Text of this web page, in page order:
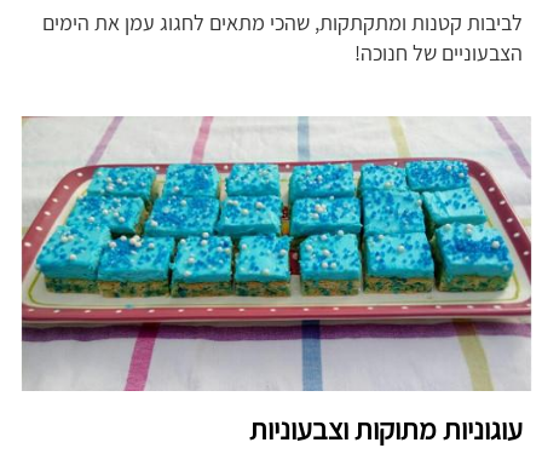
לביבות קטנות ומתקתקות, שהכי מתאים לחגוג עמן את הימים
הצבעוניים של חנוכה!
עוגוניות מתוקות וצבעוניות